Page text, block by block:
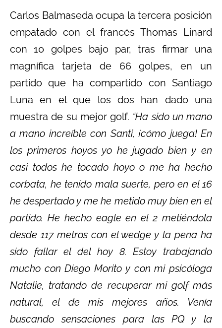
Carlos Balmaseda ocupa la tercera posición
empatado con el francés Thomas Linard
con 10 golpes bajo par, tras firmar una
magnífica tarjeta de 66 golpes, en un
partido que ha compartido con Santiago
Luna en el que los dos han dado una
muestra de su mejor golf. “Ha sido un mano
a mano increíble con Santi, ¡cómo juega! En
los primeros hoyos yo he jugado bien y en
casi todos he tocado hoyo o me ha hecho
corbata, he tenido mala suerte, pero en el 16
he despertado y me he metido muy bien en el
partido. He hecho eagle en el 2 metiéndola
desde 117 metros con el wedge y la pena ha
sido fallar el del hoy 8. Estoy trabajando
mucho con Diego Morito y con mi psicóloga
Natalie, tratando de recuperar mi golf más
natural, el de mis mejores años. Venía
buscando sensaciones para las PQ y la